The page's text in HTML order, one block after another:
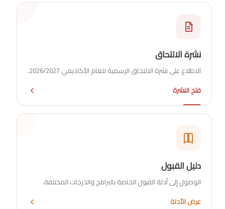
نشرة الالتحاق
الاطلاع على نشرة الالتحاق الرسمية للعام الأكاديمي 2026/2027.
فتح النشرة
دليل القبول
الوصول إلى أدلة القبول الخاصة بالبرامج والدرجات المختلفة.
عرض الأدلة